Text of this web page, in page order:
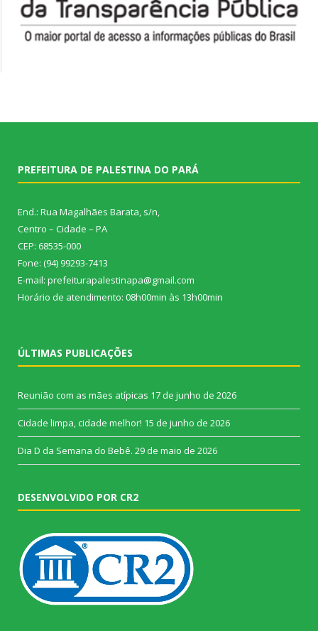
PREFEITURA DE PALESTINA DO PARÁ
End.: Rua Magalhães Barata, s/n,
Centro – Cidade – PA
CEP: 68535-000
Fone: (94) 99293-7413
E-mail: prefeiturapalestinapa@gmail.com
Horário de atendimento: 08h00min às 13h00min
ÚLTIMAS PUBLICAÇÕES
Reunião com as mães atípicas 17 de junho de 2026
Cidade limpa, cidade melhor! 15 de junho de 2026
Dia D da Semana do Bebê. 29 de maio de 2026
DESENVOLVIDO POR CR2